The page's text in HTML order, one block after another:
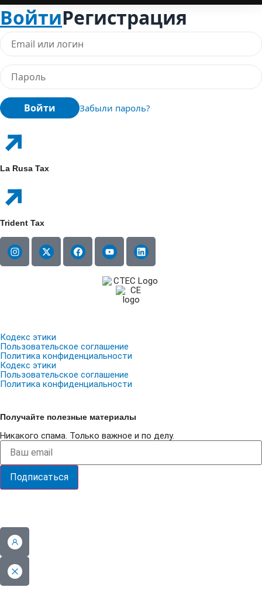
ВойтиРегистрация
Войти Забыли пароль?
La Rusa Tax
Trident Tax
Кодекс этики
Пользовательское соглашение
Политика конфиденциальности
Кодекс этики
Пользовательское соглашение
Политика конфиденциальности
Получайте полезные материалы
Никакого спама. Только важное и по делу.
Подписаться